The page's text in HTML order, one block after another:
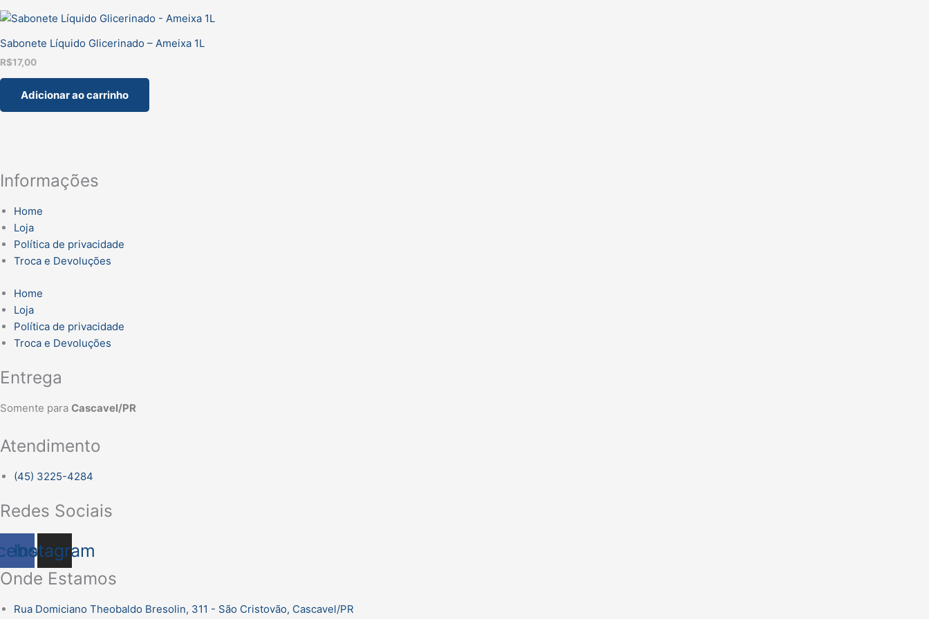
Sabonete Líquido Glicerinado – Ameixa 1L
R$17,00
Adicionar ao carrinho
Informações
Home
Loja
Política de privacidade
Troca e Devoluções
Home
Loja
Política de privacidade
Troca e Devoluções
Entrega
Somente para Cascavel/PR
Atendimento
(45) 3225-4284
Redes Sociais
Instagram
Onde Estamos
Rua Domiciano Theobaldo Bresolin, 311 - São Cristovão, Cascavel/PR